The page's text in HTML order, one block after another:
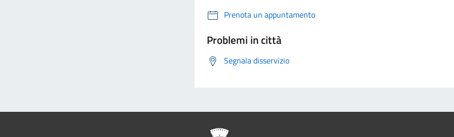
Prenota un appuntamento
Problemi in città
Segnala disservizio